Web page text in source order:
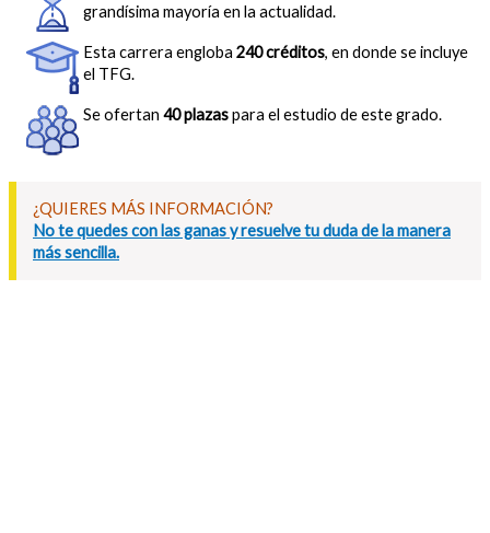
grandísima mayoría en la actualidad.
Esta carrera engloba 240 créditos, en donde se incluye
el TFG.
Se ofertan 40 plazaspara el estudio de este grado.
¿QUIERES MÁS INFORMACIÓN?
No te quedes con las ganas y resuelve tu duda de la manera
más sencilla.